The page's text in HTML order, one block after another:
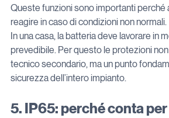
Queste funzioni sono importanti perché
reagire in caso di condizioni non normali.
In una casa, la batteria deve lavorare in
prevedibile. Per questo le protezioni
tecnico secondario, ma un punto
sicurezza dell’intero impianto.
5. IP65: perché conta